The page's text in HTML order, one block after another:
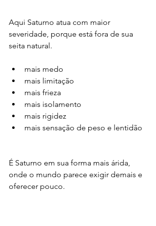
Aqui Saturno atua com maior
severidade, porque está fora de sua
seita natural.
mais medo
mais limitação
mais frieza
mais isolamento
mais rigidez
mais sensação de peso e lentidão
É Saturno em sua forma mais árida,
onde o mundo parece exigir demais e
oferecer pouco.